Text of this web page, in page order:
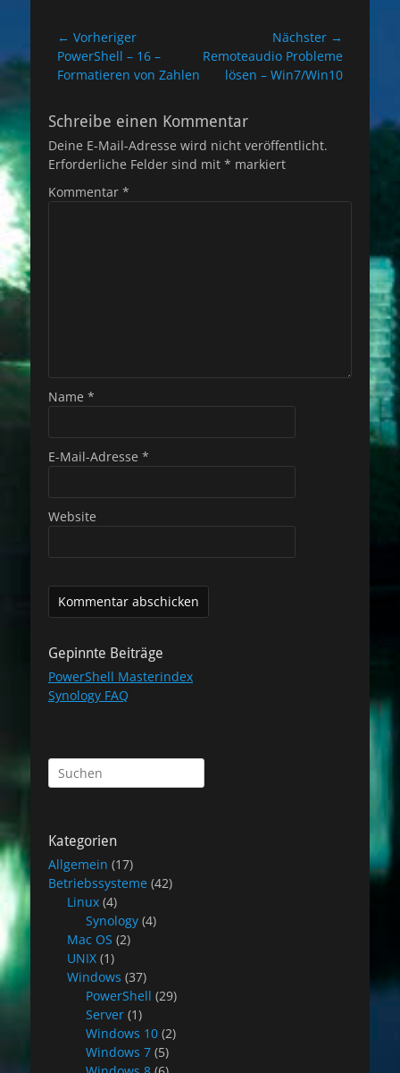
Beitragsnavigation
← Vorheriger
Vorheriger
Beitrag:
PowerShell – 16 –
Formatieren von Zahlen
Nächster →
Nächster
Beitrag:
Remoteaudio Probleme
lösen – Win7/Win10
Schreibe einen Kommentar
Deine E-Mail-Adresse wird nicht veröffentlicht.
Erforderliche Felder sind mit * markiert
Kommentar *
Name *
E-Mail-Adresse *
Website
Gepinnte Beiträge
PowerShell Masterindex
Synology FAQ
Suchen
nach:
Kategorien
Allgemein (17)
Betriebssysteme (42)
Linux (4)
Synology (4)
Mac OS (2)
UNIX (1)
Windows (37)
PowerShell (29)
Server (1)
Windows 10 (2)
Windows 7 (5)